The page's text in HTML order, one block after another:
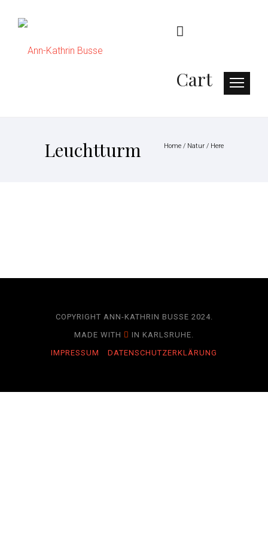
Cart
Leuchtturm Home / Natur / Here
COPYRIGHT ANN-KATHRIN BUSSE 2024.
MADE WITH
IN KARLSRUHE.
IMPRESSUM
DATENSCHUTZERKLÄRUNG